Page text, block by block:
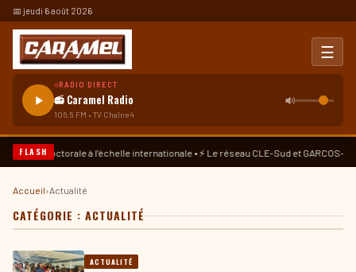
📅 jeudi 6 août 2026
RADIO DIRECT
📻 Caramel Radio
106.5 FM • TV Chaîne 4
☰
FLASH
doctorale à l’échelle internationale • ⚡ Le réseau CLE-Sud et
Accueil›Actualité
CATÉGORIE : ACTUALITÉ
ACTUALITÉ